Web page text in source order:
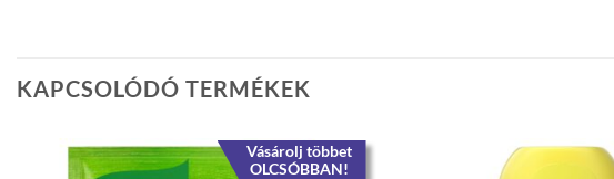
KAPCSOLÓDÓ TERMÉKEK
Vásárolj többet
OLCSÓBBAN!